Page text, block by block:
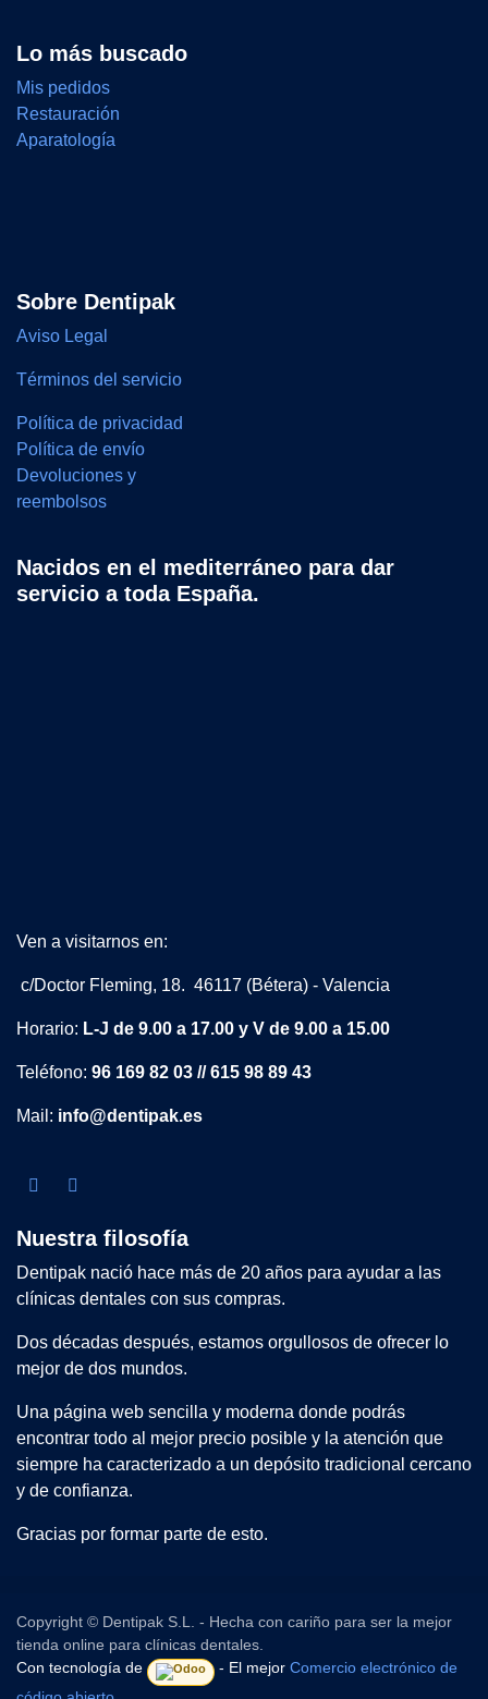
Lo más buscado
Mis pedidos
Restauración
Aparatología
Sobre Dentipak
Aviso Legal
Términos del servicio
Política de privacidad
Política de envío
Devoluciones y
reembolsos
Nacidos en el mediterráneo para dar
servicio a toda España.
Ven a visitarnos en:
c/Doctor Fleming, 18. 46117 (Bétera) - Valencia
Horario: L-J de 9.00 a 17.00 y V de 9.00 a 15.00
Teléfono: 96 169 82 03 // 615 98 89 43
Mail: info@dentipak.es
Nuestra filosofía
Dentipak nació hace más de 20 años para ayudar a las
clínicas dentales con sus compras.
Dos décadas después, estamos orgullosos de ofrecer lo
mejor de dos mundos.
Una página web sencilla y moderna donde podrás
encontrar todo al mejor precio posible y la atención que
siempre ha caracterizado a un depósito tradicional cercano
y de confianza.
Gracias por formar parte de esto.
Copyright © Dentipak S.L. - Hecha con cariño para ser la mejor
tienda online para clínicas dentales.
Con tecnología de
- El mejor Comercio electrónico de